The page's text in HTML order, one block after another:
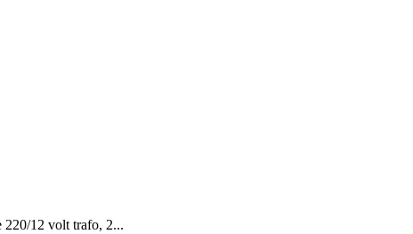
220/12 volt trafo, 2...